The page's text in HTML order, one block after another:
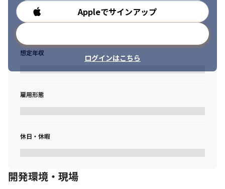
Appleでサインアップ
ログインはこちら
勤務時間
想定年収
雇用形態
休日・休暇
開発環境・現場